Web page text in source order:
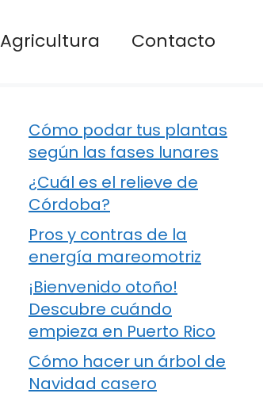
Agricultura Contacto
Cómo podar tus plantas
según las fases lunares
¿Cuál es el relieve de
Córdoba?
Pros y contras de la
energía mareomotriz
¡Bienvenido otoño!
Descubre cuándo
empieza en Puerto Rico
Cómo hacer un árbol de
Navidad casero